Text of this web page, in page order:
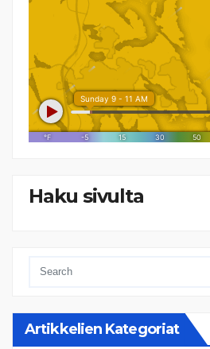
Haku sivulta
Artikkelien Kategoriat